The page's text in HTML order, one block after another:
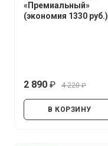
«Премиальный»
(экономия 1330 руб.)
2 890
4 220
В КОРЗИНУ